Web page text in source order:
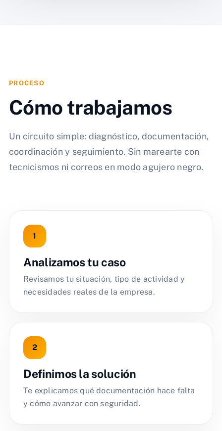
PROCESO
Cómo trabajamos
Un circuito simple: diagnóstico, documentación,
coordinación y seguimiento. Sin marearte con
tecnicismos ni correos en modo agujero negro.
Analizamos tu caso
Revisamos tu situación, tipo de actividad y
necesidades reales de la empresa.
Definimos la solución
Te explicamos qué documentación hace falta
y cómo avanzar con seguridad.